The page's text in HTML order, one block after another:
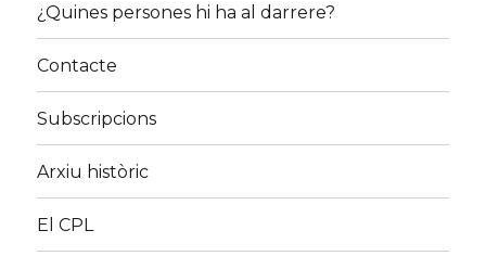
¿Quines persones hi ha al darrere?
Contacte
Subscripcions
Arxiu històric
El CPL